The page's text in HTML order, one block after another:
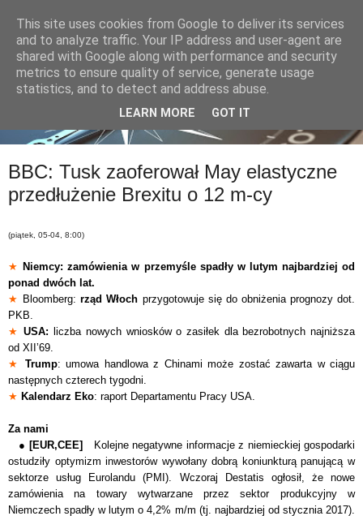
BBC: Tusk zaoferował May elastyczne
przedłużenie Brexitu o 12 m-cy
(piątek, 05-04, 8:00)
★ Niemcy: zamówienia w przemyśle spadły w lutym najbardziej od
ponad dwóch lat.
★ Bloomberg:rząd Włoch przygotowuje się do obniżenia prognozy dot.
PKB.
★ USA:liczba nowych wniosków o zasiłek dla bezrobotnych najniższa
od XII’69.
★
Trump: umowa handlowa z Chinami może zostać zawarta w ciągu
następnych czterech tygodni.
★ Kalendarz Eko: raport Departamentu Pracy USA.
Za nami
●[EUR,CEE]
Kolejne negatywne informacje z niemieckiej gospodarki
ostudziły optymizm inwestorów wywołany dobrą koniunkturą panującą w
sektorze usług Eurolandu (PMI). Wczoraj Destatis ogłosił, że nowe
zamówienia na towary wytwarzane przez sektor produkcyjny w
Niemczech spadły w lutym o 4,2% m/m (tj. najbardziej od stycznia 2017).
This site uses cookies from Google to deliver its services
and to analyze traffic. Your IP address and user-agent are
shared with Google along with performance and security
metrics to ensure quality of service, generate usage
statistics, and to detect and address abuse.
LEARN MORE GOT IT